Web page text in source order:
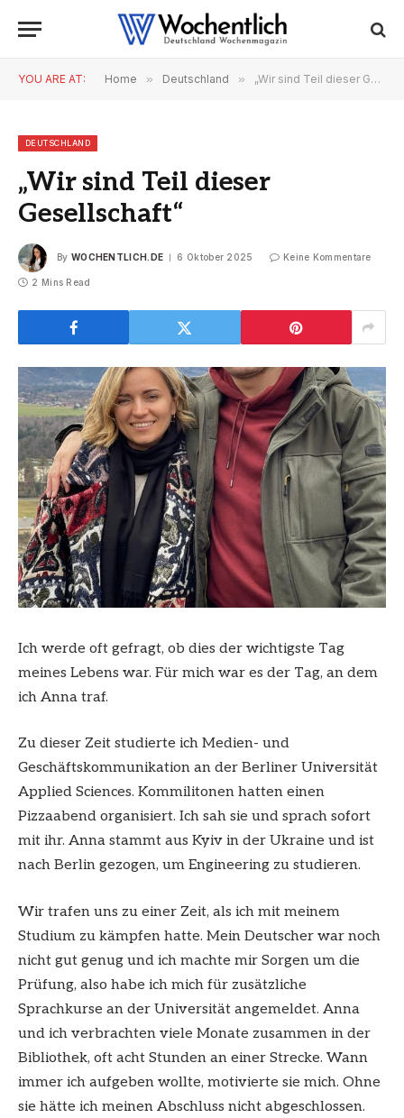
YOU ARE AT: Home » Deutschland » „Wir sind Teil dieser Gesellschaft“
DEUTSCHLAND
„Wir sind Teil dieser
Gesellschaft“
By WOCHENTLICH.DE 6 Oktober 2025 Keine Kommentare
2 Mins Read
Ich werde oft gefragt, ob dies der wichtigste Tag
meines Lebens war. Für mich war es der Tag, an dem
ich Anna traf.
Zu dieser Zeit studierte ich Medien- und
Geschäftskommunikation an der Berliner Universität
Applied Sciences. Kommilitonen hatten einen
Pizzaabend organisiert. Ich sah sie und sprach sofort
mit ihr. Anna stammt aus Kyiv in der Ukraine und ist
nach Berlin gezogen, um Engineering zu studieren.
Wir trafen uns zu einer Zeit, als ich mit meinem
Studium zu kämpfen hatte. Mein Deutscher war noch
nicht gut genug und ich machte mir Sorgen um die
Prüfung, also habe ich mich für zusätzliche
Sprachkurse an der Universität angemeldet. Anna
und ich verbrachten viele Monate zusammen in der
Bibliothek, oft acht Stunden an einer Strecke. Wann
immer ich aufgeben wollte, motivierte sie mich. Ohne
sie hätte ich meinen Abschluss nicht abgeschlossen.